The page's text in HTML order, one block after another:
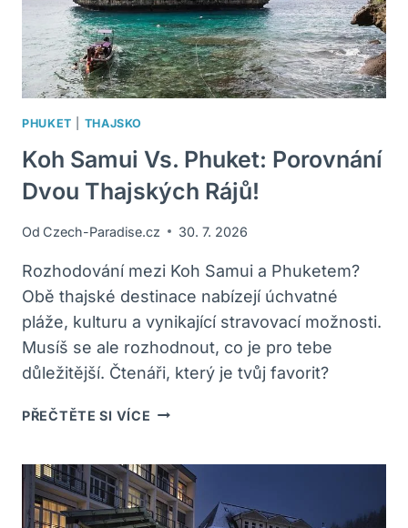
PHUKET THAJSKO
Koh Samui Vs. Phuket: Porovnání
Dvou Thajských Rájů!
Od Czech-Paradise.cz 30. 7. 2026
Rozhodování mezi Koh Samui a Phuketem?
Obě thajské destinace nabízejí úchvatné
pláže, kulturu a vynikající stravovací možnosti.
Musíš se ale rozhodnout, co je pro tebe
důležitější. Čtenáři, který je tvůj favorit?
PŘEČTĚTE SI VÍCE KOH
PHUKET:
POROVNÁNÍ
DVOU